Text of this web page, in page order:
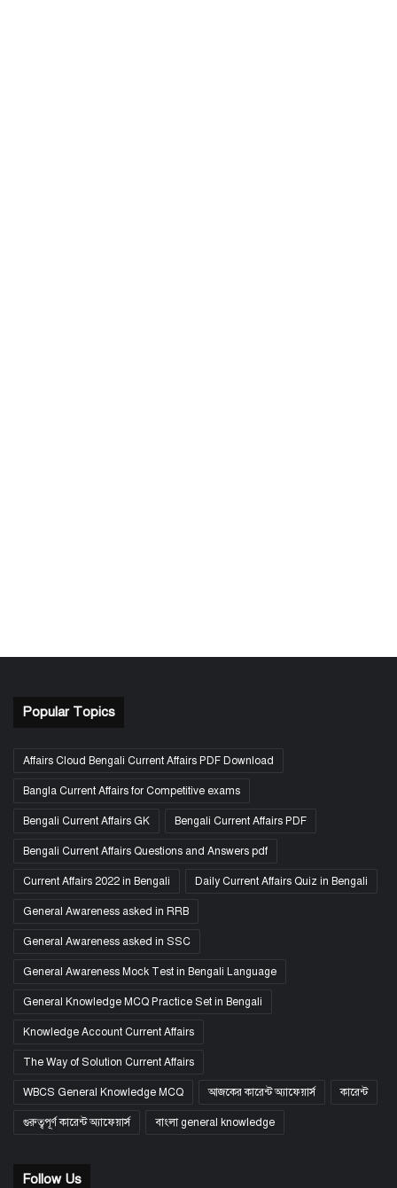
Popular Topics
Affairs Cloud Bengali Current Affairs PDF Download
Bangla Current Affairs for Competitive exams
Bengali Current Affairs GK Bengali Current Affairs PDF
Bengali Current Affairs Questions and Answers pdf
Current Affairs 2022 in Bengali Daily Current Affairs Quiz in Bengali
General Awareness asked in RRB
General Awareness asked in SSC
General Awareness Mock Test in Bengali Language
General Knowledge MCQ Practice Set in Bengali
Knowledge Account Current Affairs
The Way of Solution Current Affairs
WBCS General Knowledge MCQ আজকের কারেন্ট অ্যাফেয়ার্স কারেন্ট
গুরুত্বপূর্ণ কারেন্ট অ্যাফেয়ার্স বাংলা general knowledge
Follow Us